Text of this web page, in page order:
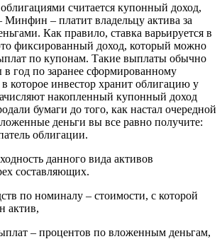
считается купонный доход,
Минфин – платит владельцу актива за
Как правило, ставка варьируется в
фиксированный доход, который можно
по купонам. Такие выплаты обычно
год по заранее сформированному
которое инвестор хранит облигацию у
накопленный купонный доход
бумаги до того, как настал очередной
деньги вы все равно получите:
облигации.
данного вида активов
составляющих.
по номиналу – стоимости, с которой
актив,
– процентов по вложенным деньгам,